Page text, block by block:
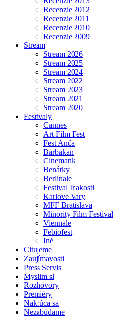
Recenzie 2012
Recenzie 2011
Recenzie 2010
Recenzie 2009
Stream
Stream 2026
Stream 2025
Stream 2024
Stream 2022
Stream 2023
Stream 2021
Stream 2020
Festivaly
Cannes
Art Film Fest
Fest Anča
Barbakan
Cinematik
Benátky
Berlinale
Festival Inakosti
Karlove Vary
MFF Bratislava
Minority Film Festival
Viennale
Febiofest
Iné
Citujeme
Zaujímavosti
Press Servis
Myslim si
Rozhovory
Premiéry
Nakrúca sa
Nezabúdame